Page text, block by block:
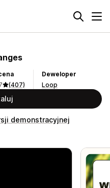
(407)
Deweloper
Loop
demonstracyjnej